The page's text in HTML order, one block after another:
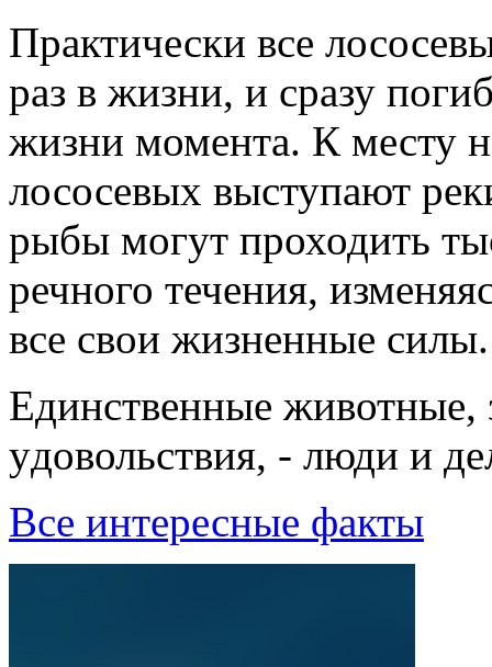
Практически все
раз в жизни, и сразу
жизни момента. К месту
лососевых выступают
рыбы могут проходить
речного течения,
все свои жизненные силы.
Единственные
yдовольствия, - люди и
Все интересные факты